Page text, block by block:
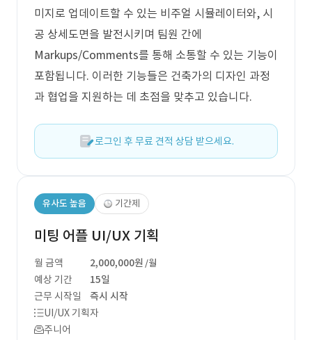
미지로 업데이트할 수 있는 비주얼 시뮬레이터와, 시
공 상세도면을 발전시키며 팀원 간에
Markups/Comments를 통해 소통할 수 있는 기능이
포함됩니다. 이러한 기능들은 건축가의 디자인 과정
과 협업을 지원하는 데 초점을 맞추고 있습니다.
로그인 후 무료 견적 상담 받으세요.
유사도 높음 기간제
미팅 어플 UI/UX 기획
월 금액 2,000,000원 /월
예상 기간
15일
근무 시작일
즉시 시작
UI/UX 기획자
주니어